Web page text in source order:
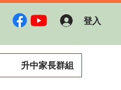
登入
升中家長群組